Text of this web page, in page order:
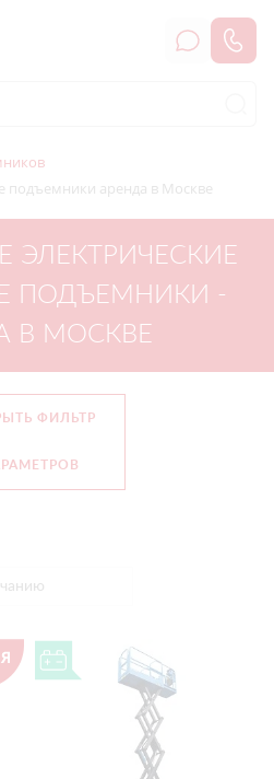
аренда в Москве
ПОДЪЕМНИКИ -
В МОСКВЕ
ФИЛЬТР